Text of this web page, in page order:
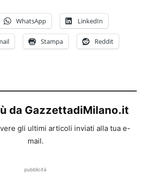
WhatsApp LinkedIn
Stampa Reddit
da GazzettadiMilano.it
gli ultimi articoli inviati alla tua e-
mail.
pubblicità